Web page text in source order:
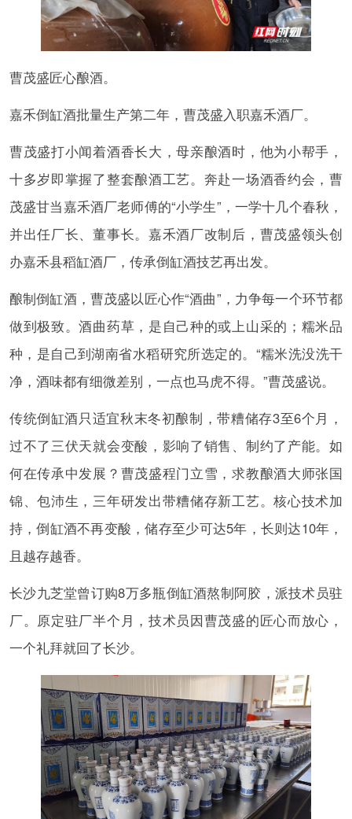
曹茂盛匠心酿酒。
嘉禾倒缸酒批量生产第二年，曹茂盛入职嘉禾酒厂。
曹茂盛打小闻着酒香长大，母亲酿酒时，他为小帮手，
十多岁即掌握了整套酿酒工艺。奔赴一场酒香约会，曹
茂盛甘当嘉禾酒厂老师傅的“小学生”，一学十几个春秋，
并出任厂长、董事长。嘉禾酒厂改制后，曹茂盛领头创
办嘉禾县稻缸酒厂，传承倒缸酒技艺再出发。
酿制倒缸酒，曹茂盛以匠心作“酒曲”，力争每一个环节都
做到极致。酒曲药草，是自己种的或上山采的；糯米品
种，是自己到湖南省水稻研究所选定的。“糯米洗没洗干
净，酒味都有细微差别，一点也马虎不得。”曹茂盛说。
传统倒缸酒只适宜秋末冬初酿制，带糟储存3至6个月，
过不了三伏天就会变酸，影响了销售、制约了产能。如
何在传承中发展？曹茂盛程门立雪，求教酿酒大师张国
锦、包沛生，三年研发出带糟储存新工艺。核心技术加
持，倒缸酒不再变酸，储存至少可达5年，长则达10年，
且越存越香。
长沙九芝堂曾订购8万多瓶倒缸酒熬制阿胶，派技术员驻
厂。原定驻厂半个月，技术员因曹茂盛的匠心而放心，
一个礼拜就回了长沙。